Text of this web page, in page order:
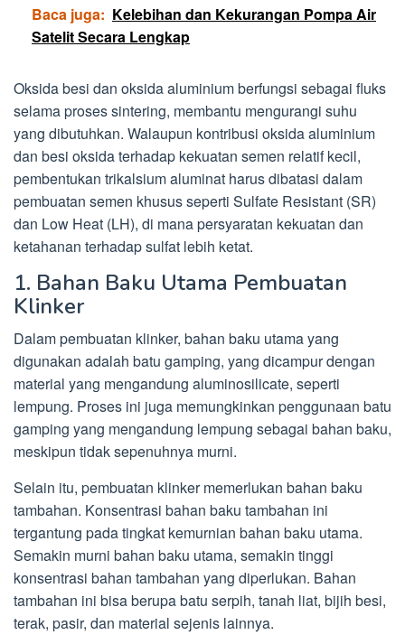
Baca juga: Kelebihan dan Kekurangan Pompa Air
Satelit Secara Lengkap
Oksida besi dan oksida aluminium berfungsi sebagai fluks
selama proses sintering, membantu mengurangi suhu
yang dibutuhkan. Walaupun kontribusi oksida aluminium
dan besi oksida terhadap kekuatan semen relatif kecil,
pembentukan trikalsium aluminat harus dibatasi dalam
pembuatan semen khusus seperti Sulfate Resistant (SR)
dan Low Heat (LH), di mana persyaratan kekuatan dan
ketahanan terhadap sulfat lebih ketat.
1. Bahan Baku Utama Pembuatan
Klinker
Dalam pembuatan klinker, bahan baku utama yang
digunakan adalah batu gamping, yang dicampur dengan
material yang mengandung aluminosilicate, seperti
lempung. Proses ini juga memungkinkan penggunaan batu
gamping yang mengandung lempung sebagai bahan baku,
meskipun tidak sepenuhnya murni.
Selain itu, pembuatan klinker memerlukan bahan baku
tambahan. Konsentrasi bahan baku tambahan ini
tergantung pada tingkat kemurnian bahan baku utama.
Semakin murni bahan baku utama, semakin tinggi
konsentrasi bahan tambahan yang diperlukan. Bahan
tambahan ini bisa berupa batu serpih, tanah liat, bijih besi,
terak, pasir, dan material sejenis lainnya.